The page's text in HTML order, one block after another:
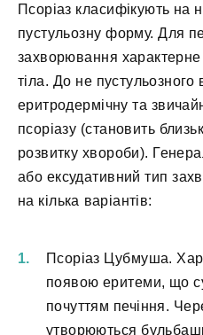
Псоріаз класифікують на
пустульозну форму. Для
захворювання характерне
тіла. До не пустульозного
еритродермічну та
псоріазу (становить
розвитку хвороби).
або ексудативний тип
на кілька варіантів:
Псоріаз Цубмуша.
появою еритеми, що
почуттям печіння.
утворюються